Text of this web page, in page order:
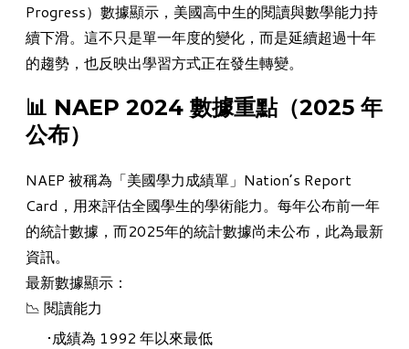
Progress） 數據顯示，美國高中生的閱讀與數學能力持
續下滑。這不只是單一年度的變化，而是延續超過十年
的趨勢，也反映出學習方式正在發生轉變。
​📊 NAEP 2024 數據重點（2025 年
公布）
NAEP 被稱為「美國學力成績單」 Nation’s Report
Card ，用來評估全國學生的學術能力。每年公布前一年
的統計數據，而2025年的統計數據尚未公布，此為最新
資訊。
最新數據顯示：
📉 閱讀能力
成績為 1992 年以來最低